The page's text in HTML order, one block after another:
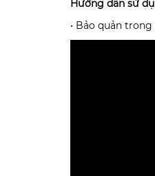
Hướng dẫn sử
• Bảo quản